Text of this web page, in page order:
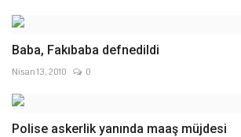
Baba, Fakıbaba defnedildi
Nisan 13, 2010 0
Polise askerlik yanında maaş müjdesi